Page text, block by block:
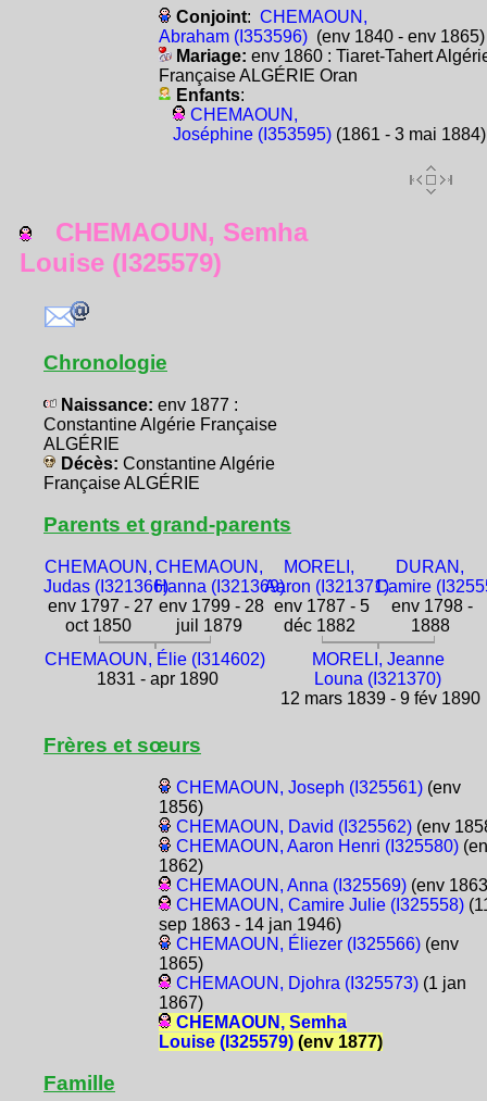
Conjoint: CHEMAOUN,
Abraham (I353596)(env 1840 - env 1865)
Mariage: env 1860 : Tiaret-Tahert
Française ALGÉRIE Oran
Enfants:
CHEMAOUN,
Joséphine (I353595)(1861 - 3 mai 1884)
CHEMAOUN, Semha
Louise (I325579)
Chronologie
Naissance: env 1877 :
Constantine Algérie Française
ALGÉRIE
Décès: Constantine Algérie
Française ALGÉRIE
Parents et grand-parents
CHEMAOUN,
Judas (I321366)
env 1797 - 27
oct 1850
CHEMAOUN,
Hanna (I321369)
env 1799 - 28
juil 1879
MORELI,
Aaron (I321371)
env 1787 - 5
déc 1882
DURAN,
Camire
env 1798 -
1888
CHEMAOUN, Élie (I314602)
1831 - apr 1890
MORELI, Jeanne
Louna (I321370)
12 mars 1839 - 9 fév 1890
Frères et sœurs
CHEMAOUN, Joseph (I325561)(env
1856)
CHEMAOUN, David (I325562)(env
CHEMAOUN, Aaron Henri (I325580)
1862)
CHEMAOUN, Anna (I325569)(env
CHEMAOUN, Camire Julie (I325558)
sep 1863 - 14 jan 1946)
CHEMAOUN, Éliezer (I325566)(env
1865)
CHEMAOUN, Djohra (I325573)(1 jan
1867)
CHEMAOUN, Semha
Louise (I325579)(env 1877)
Famille